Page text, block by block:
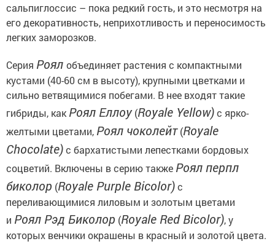
сальпиглоссис – пока редкий гость, и это несмотря на
его декоративность, неприхотливость и переносимость
легких заморозков.
Серия Роял объединяет растения с компактными
кустами (40-60 см в высоту), крупными цветками и
сильно ветвящимися побегами. В нее входят такие
гибриды, как Роял Еллоу(Royale Yellow)с ярко-
желтыми цветами, Роял чоколейт(Royale
Chocolate)с бархатистыми лепестками бордовых
соцветий. Включены в серию также Роял перпл
биколор (Royale Purple Bicolor)с
переливающимися лиловым и золотым цветами
и Роял Рэд Биколор (Royale Red Bicolor), у
которых венчики окрашены в красный и золотой цвета.